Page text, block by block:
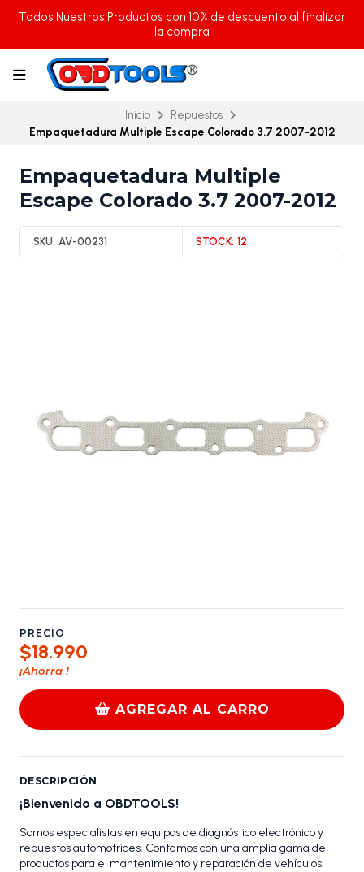
Todos Nuestros Productos con 10% de descuento al finalizar
la compra
Inicio
Repuestos
Empaquetadura Multiple Escape Colorado 3.7 2007-2012
Empaquetadura Multiple
Escape Colorado 3.7 2007-2012
SKU: AV-00231 STOCK: 12
PRECIO
$18.990
¡Ahorra !
AGREGAR AL CARRO
DESCRIPCIÓN
¡Bienvenido a OBDTOOLS!
Somos especialistas en equipos de diagnóstico electrónico y
repuestos automotrices. Contamos con una amplia gama de
productos para el mantenimiento y reparación de vehículos.